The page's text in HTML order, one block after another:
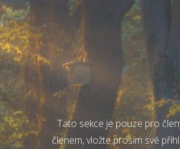
Tato sekce je pouze pro
členem, vložte prosím své